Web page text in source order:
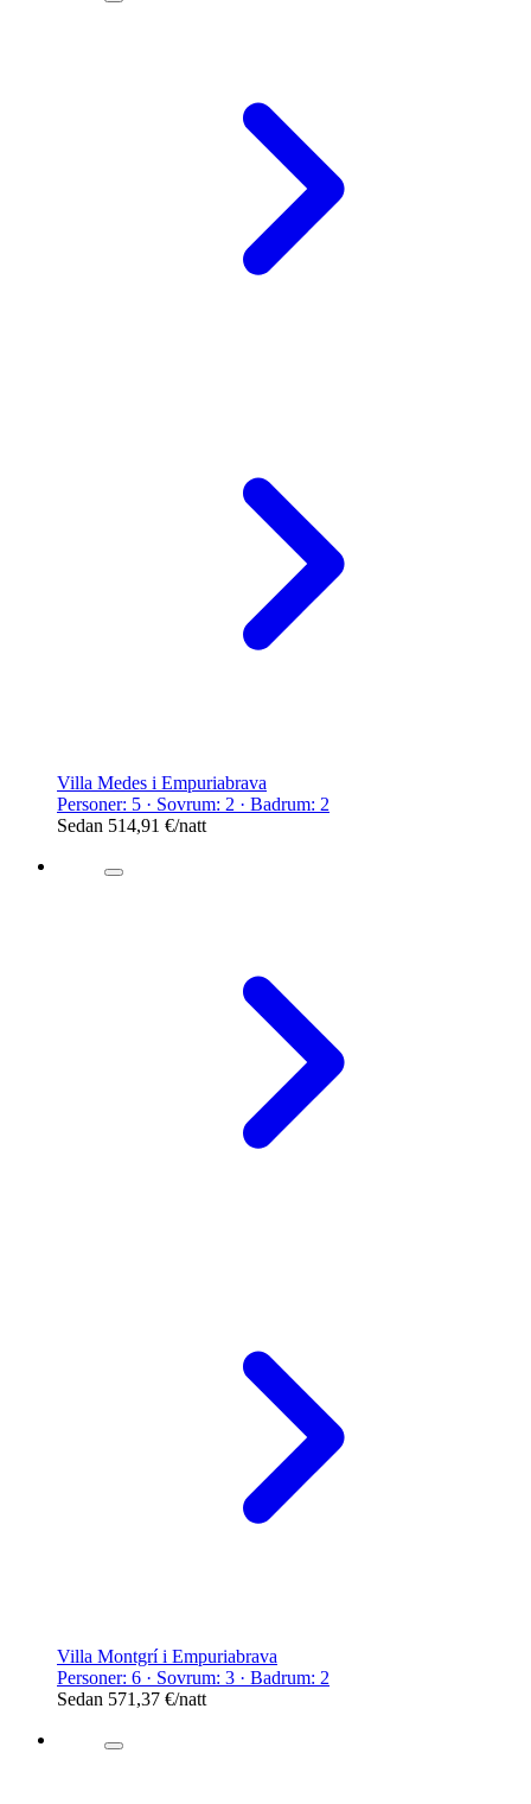
Villa Medes i Empuriabrava
Personer: 5 · Sovrum: 2 · Badrum: 2
Sedan 514,91 €/natt
Villa Montgrí i Empuriabrava
Personer: 6 · Sovrum: 3 · Badrum: 2
Sedan 571,37 €/natt